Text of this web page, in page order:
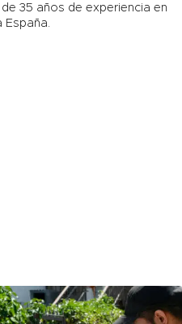
de 35 años de experiencia en
España.